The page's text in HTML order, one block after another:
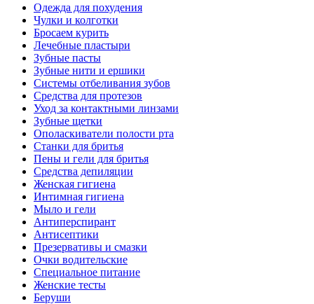
Одежда для похудения
Чулки и колготки
Бросаем курить
Лечебные пластыри
Зубные пасты
Зубные нити и ершики
Системы отбеливания зубов
Средства для протезов
Уход за контактными линзами
Зубные щетки
Ополаскиватели полости рта
Станки для бритья
Пены и гели для бритья
Средства депиляции
Женская гигиена
Интимная гигиена
Мыло и гели
Антиперспирант
Антисептики
Презервативы и смазки
Очки водительские
Специальное питание
Женские тесты
Беруши